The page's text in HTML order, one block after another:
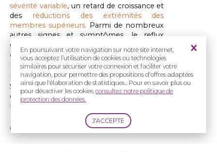
En poursuivant votre navigation sur notre site internet,
vous acceptez l’utilisation de cookies ou technologies
similaires pour sécuriser votre connexion et faciliter votre
navigation, pour permettre des propositions d'offres adaptées
ainsi que l'élaboration de statistiques... Pour en savoir plus ou
pour désactiver les cookies,consultez notre politique de
protection des données.
sévérité variable, un retard de croissance et
des réductions des extrémités des
membres supérieurs. Parmi de nombreux
autres signes et symptômes, le reflux
gastro-oesophagien et les difficultés
alimentaires sont aussi fréquents.
Il a été décrit en 1933 par le professeur de
pédiatrie Cornélia de Lange.
Sa prévalence en Europe est comprise
entre1 naissance sur 62 500 et 1 naissance
sur 45 000.
Causes et diagnostic